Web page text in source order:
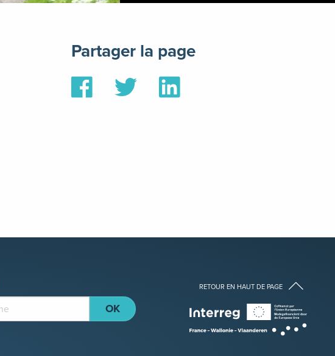
Partager la page
sur
Facebook
sur
sur
Linkedin
OK
RETOUR EN HAUT DE PAGE